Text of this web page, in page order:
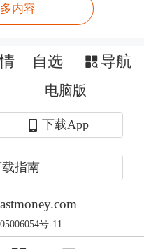
有明显的板块区
买进了同为电商
在于，亚马逊此
市值高达7000多
前市值仅19亿美
，Overstock去年
于亚马逊的年涨
内容
自选 导航
电脑版
下载App
指南
号-11